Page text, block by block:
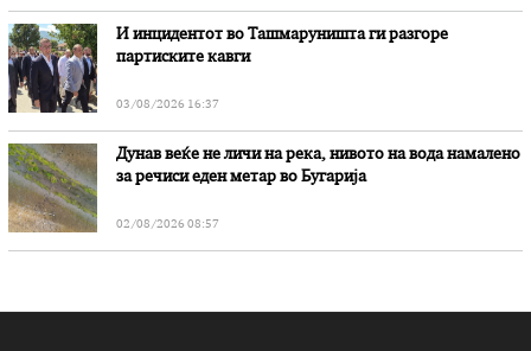
И инцидентот во Ташмаруништa ги разгоре
партиските кавги
03/08/2026 16:37
Дунав веќе не личи на река, нивото на вода намалено
за речиси еден метар во Бугарија
02/08/2026 08:57